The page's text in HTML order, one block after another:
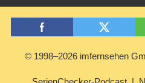
© 1998–2026 imfernsehen